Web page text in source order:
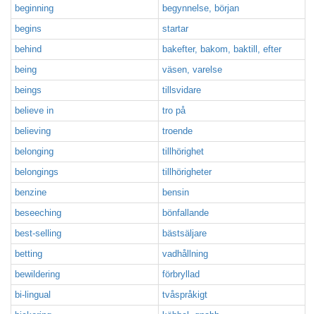
beginning
begynnelse, början
begins
startar
behind
bakefter, bakom, baktill, efter
being
väsen, varelse
beings
tillsvidare
believe in
tro på
believing
troende
belonging
tillhörighet
belongings
tillhörigheter
benzine
bensin
beseeching
bönfallande
best-selling
bästsäljare
betting
vadhållning
bewildering
förbryllad
bi-lingual
tvåspråkigt